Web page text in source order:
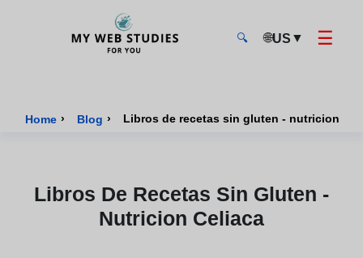
🔍 🌐US ▼ ☰
Home › Blog › Libros de recetas sin gluten - nutricion
Libros De Recetas Sin Gluten -
Nutricion Celiaca